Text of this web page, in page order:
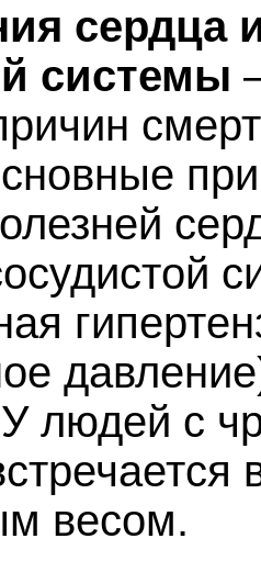
сердца
системы
людей с
весом.